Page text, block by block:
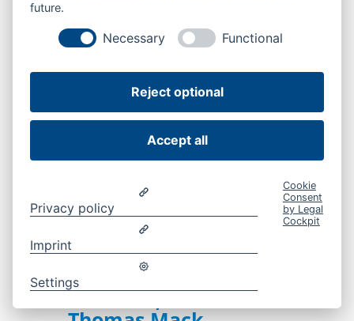
Wir sind auch während der zwei Wochen bis
zur Stichwahl am 22. März in Neuburg
Veranstaltungen und natürlich am
Wochenmarkt. Wir freuen uns, mit Ihnen ins
Gespräch zu kommen.
 Freitag, 13.03.2026
After-Work-Party mit
Matthias Enghuber, Dr.
Reinhard Brandl, Horst
Seehofer, Alfred Grob und
future.
Necessary Functional
Reject optional
Accept all
Privacy policy
Imprint
Settings
Cookie
Consent
by Legal
Cockpit